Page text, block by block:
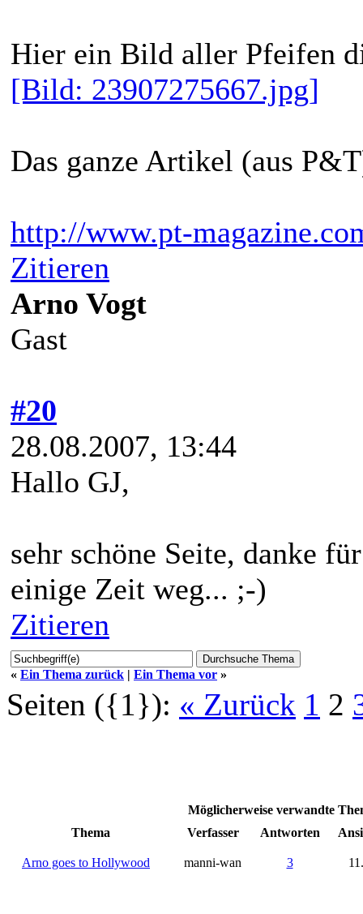
Hier ein Bild aller Pfeifen
[Bild: 23907275667.jpg]
Das ganze Artikel (aus
http://www.pt-
Zitieren
Arno Vogt
Gast
#20
28.08.2007, 13:44
Hallo GJ,
sehr schöne Seite, danke
einige Zeit weg... ;-)
Zitieren
« Ein Thema zurück | Ein Thema vor »
Seiten ({1}): « Zurück 1 2
Möglicherweise verwandte
Thema
Verfasser Antworten
Arno goes to Hollywood manni-wan 3